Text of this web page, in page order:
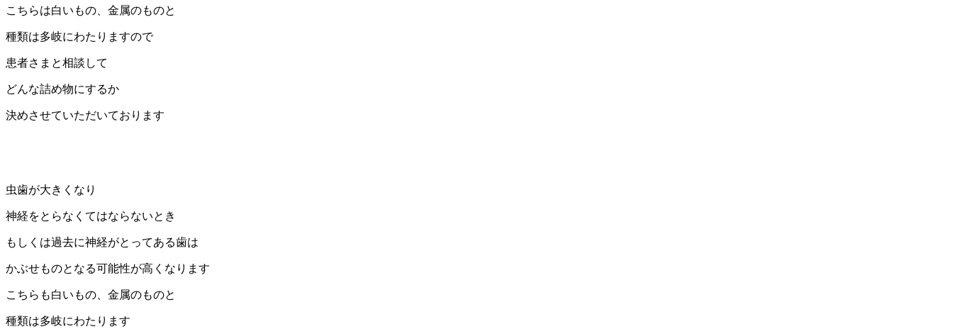
こちらは白いもの、金属のものと
種類は多岐にわたりますので
患者さまと相談して
どんな詰め物にするか
決めさせていただいております
虫歯が大きくなり
神経をとらなくてはならないとき
もしくは過去に神経がとってある歯は
かぶせものとなる可能性が高くなります
こちらも白いもの、金属のものと
種類は多岐にわたります